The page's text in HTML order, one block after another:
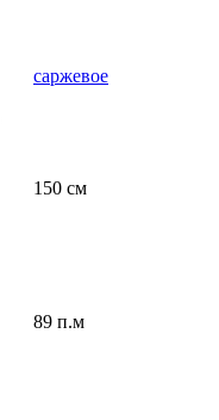
саржевое
150 см
89 п.м